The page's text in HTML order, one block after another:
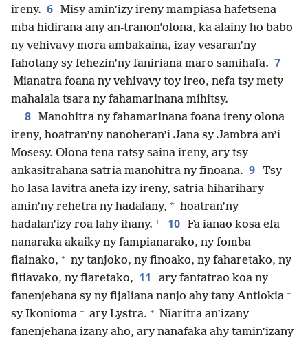
ireny. 6 Misy amin’izy ireny mampiasa hafetsena
mba hidirana any an-tranon’olona, ka alainy ho babo
ny vehivavy mora ambakaina, izay vesaran’ny
fahotany sy fehezin’ny faniriana maro samihafa. 7
Mianatra foana ny vehivavy toy ireo, nefa tsy mety
mahalala tsara ny fahamarinana mihitsy.
8 Manohitra ny fahamarinana foana ireny olona
ireny, hoatran’ny nanoheran’i Jana sy Jambra an’i
Mosesy. Olona tena ratsy saina ireny, ary tsy
ankasitrahana satria manohitra ny finoana. 9 Tsy
ho lasa lavitra anefa izy ireny, satria hiharihary
amin’ny rehetra ny hadalany, * hoatran’ny
hadalan’izy roa lahy ihany. + 10 Fa ianao kosa efa
nanaraka akaiky ny fampianarako, ny fomba
fiainako, + ny tanjoko, ny finoako, ny faharetako, ny
fitiavako, ny fiaretako, 11
ary fantatrao koa ny
fanenjehana sy ny fijaliana nanjo ahy tany Antiokia +
sy Ikonioma + ary Lystra. + Niaritra an’izany
fanenjehana izany aho, ary nanafaka ahy tamin’izany